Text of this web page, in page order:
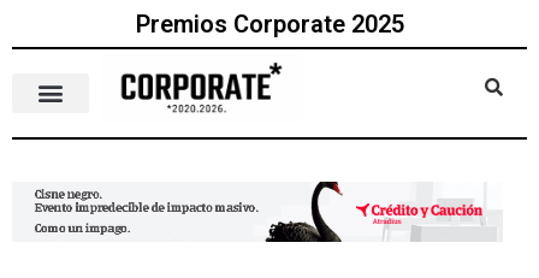
Premios Corporate 2025